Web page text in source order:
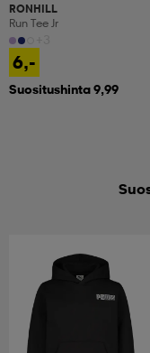
RONHILL
Run Tee Jr
6,-
Suositushinta 9,99